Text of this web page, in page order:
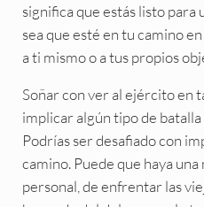
significa que estás listo para
sea que esté en tu camino
a ti mismo o a tus propios
Soñar con ver al ejército en
implicar algún tipo de
Podrías ser desafiado con
camino. Puede que haya
personal, de enfrentar las